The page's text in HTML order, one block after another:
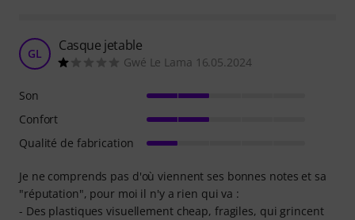
GL Casque jetable
Gwé Le Lama 16.05.2024
Je ne comprends pas d'où viennent ses bonnes notes et sa
"réputation", pour moi il n'y a rien qui va :
- Des plastiques visuellement cheap, fragiles, qui grincent
Son
Confort
Qualité de fabrication